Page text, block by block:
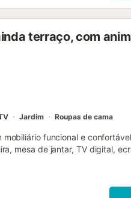
terraço, com
Jardim Roupas de cama
funcional e
mesa de jantar, TV digital,
e calefação a ar quente.
chaleira, microondas,